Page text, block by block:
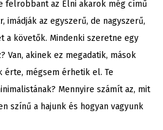
felrobbant az Élni akarok még című
imádják az egyszerű, de nagyszerű,
a követők. Mindenki szeretne egy
Van, akinek ez megadatik, mások
érte, mégsem érhetik el. Te
Mennyire számít az, mit
színű a hajunk és hogyan vagyunk